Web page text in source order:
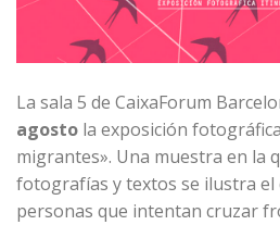
La sala 5 de CaixaForum
agosto la exposición
migrantes». Una muestra en la
fotografías y textos se ilustra el
personas que intentan cruzar